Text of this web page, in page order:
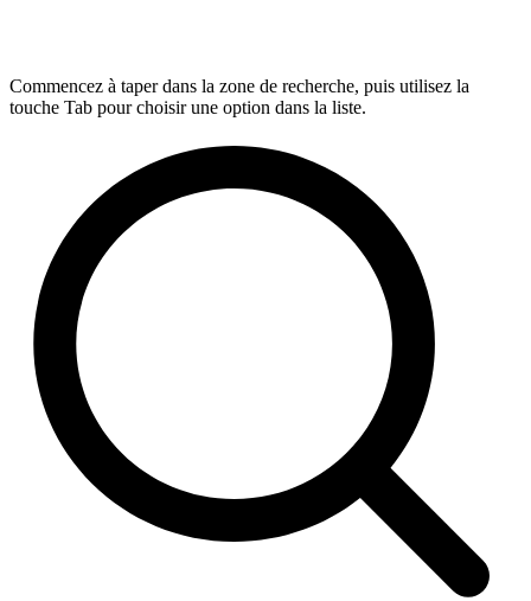
Commencez à taper dans la zone de recherche, puis utilisez la
touche Tab pour choisir une option dans la liste.